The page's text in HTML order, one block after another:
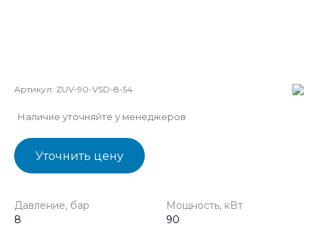
Артикул: ZUV-90-VSD-8-54
Наличие уточняйте у менеджеров
Уточнить цену
Давление, бар
8
Мощность, кВт
90